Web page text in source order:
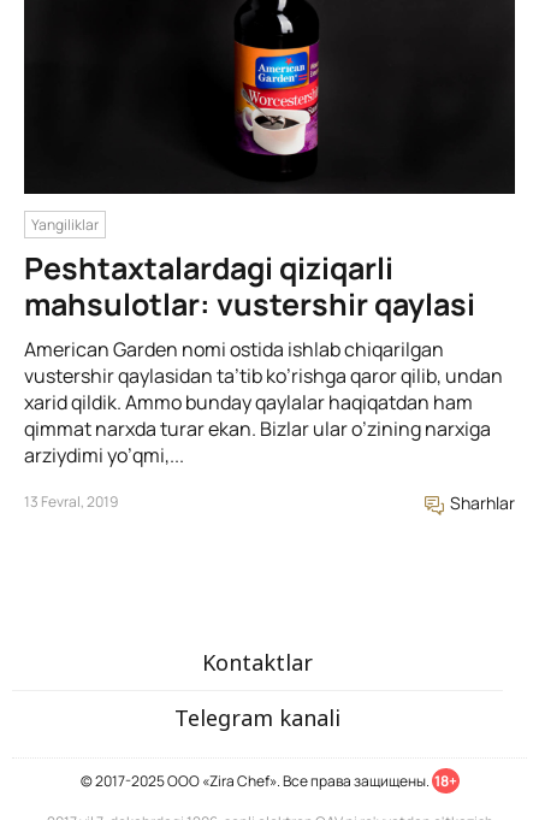
Yangiliklar
Peshtaxtalardagi qiziqarli
mahsulotlar: vustershir qaylasi
American Garden nomi ostida ishlab chiqarilgan
vustershir qaylasidan ta’tib ko’rishga qaror qilib, undan
xarid qildik. Ammo bunday qaylalar haqiqatdan ham
qimmat narxda turar ekan. Bizlar ular o’zining narxiga
arziydimi yo’qmi,...
13 Fevral, 2019 Sharhlar
Kontaktlar
Telegram kanali
© 2017-2025 ООО «Zira Chef». Все права защищены. 18+